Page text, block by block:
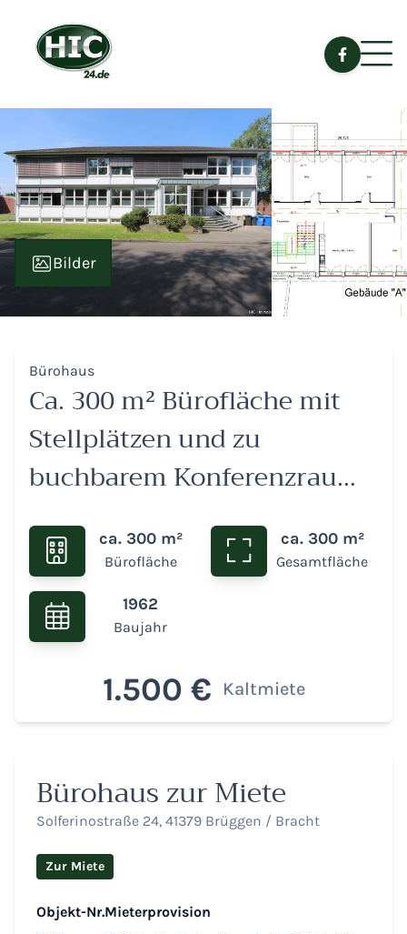
Bilder
Bürohaus
Ca. 300 m² Bürofläche mit
Stellplätzen und zu
buchbarem Konferenzraum
in attraktiver Lage
ca. 300 m²
Bürofläche
ca. 300 m²
Gesamtfläche
1962
Baujahr
1.500 € Kaltmiete
Bürohaus zur Miete
Solferinostraße 24, 41379 Brüggen / Bracht
Zur Miete
Objekt-Nr.Mieterprovision